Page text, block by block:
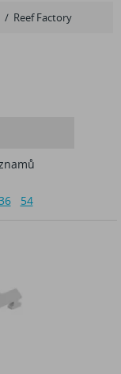
/ Reef Factory
54